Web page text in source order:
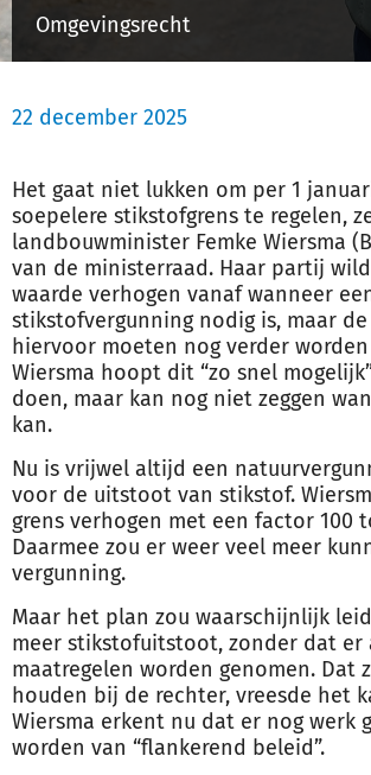
Omgevingsrecht
22 december 2025
Het gaat niet lukken om per 1
soepelere stikstofgrens te regelen,
landbouwminister Femke Wiersma
van de ministerraad. Haar partij
waarde verhogen vanaf wanneer
stikstofvergunning nodig is, maar
hiervoor moeten nog verder
Wiersma hoopt dit “zo snel
doen, maar kan nog niet zeggen
kan.
Nu is vrijwel altijd een
voor de uitstoot van stikstof.
grens verhogen met een factor 100
Daarmee zou er weer veel meer
vergunning.
Maar het plan zou waarschijnlijk
meer stikstofuitstoot, zonder dat er
maatregelen worden genomen. Dat
houden bij de rechter, vreesde het
Wiersma erkent nu dat er nogwerk
worden van “flankerend beleid”.